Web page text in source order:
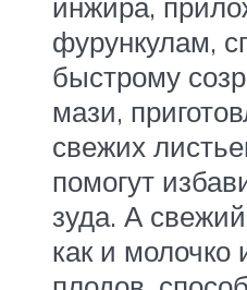
фурункулам,
быстрому
мази,
свежих
помогут
зуда. А
как и молочко